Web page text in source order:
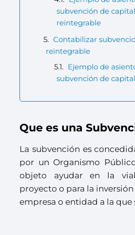
subvención de
reintegrable
Contabilizar
reintegrable
Ejemplo de
subvención de
Que es una
La subvención es
por un Organismo
objeto ayudar en la
proyecto o para la
empresa o entidad a la que